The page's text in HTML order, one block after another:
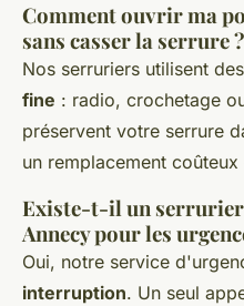
Comment ouvrir ma
sans casser la serrure ?
Nos serruriers utilisent
fine : radio, crochetage
préservent votre serrure
un remplacement coûteux
Existe-t-il un serrurier
Annecy pour les
Oui, notre service
interruption. Un seul